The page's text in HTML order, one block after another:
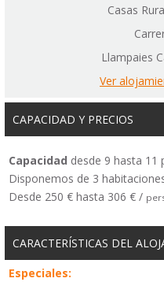
Casas
Llampaies
Ver
CAPACIDAD Y PRECIOS
Capacidad desde 9 hasta 11
Disponemos de 3
Desde 250 € hasta 306 € /
CARACTERÍSTICAS DEL
Especiales: